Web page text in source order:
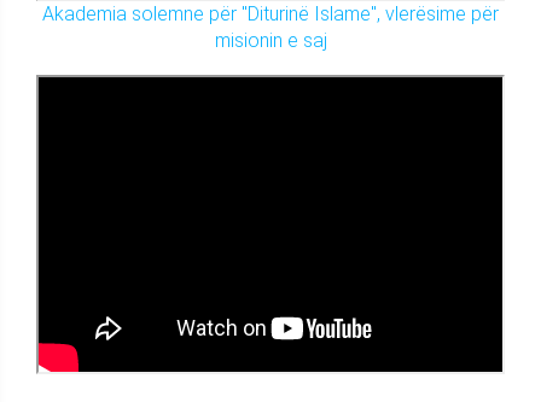
Akademia solemne për "Diturinë Islame", vlerësime për
misionin e saj